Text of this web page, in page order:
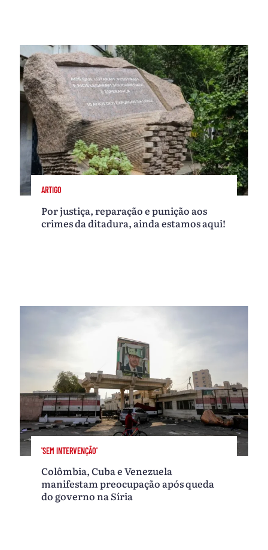
ARTIGO
Por justiça, reparação e punição aos
crimes da ditadura, ainda estamos aqui!
'SEM INTERVENÇÃO'
Colômbia, Cuba e Venezuela
manifestam preocupação após queda
do governo na Síria